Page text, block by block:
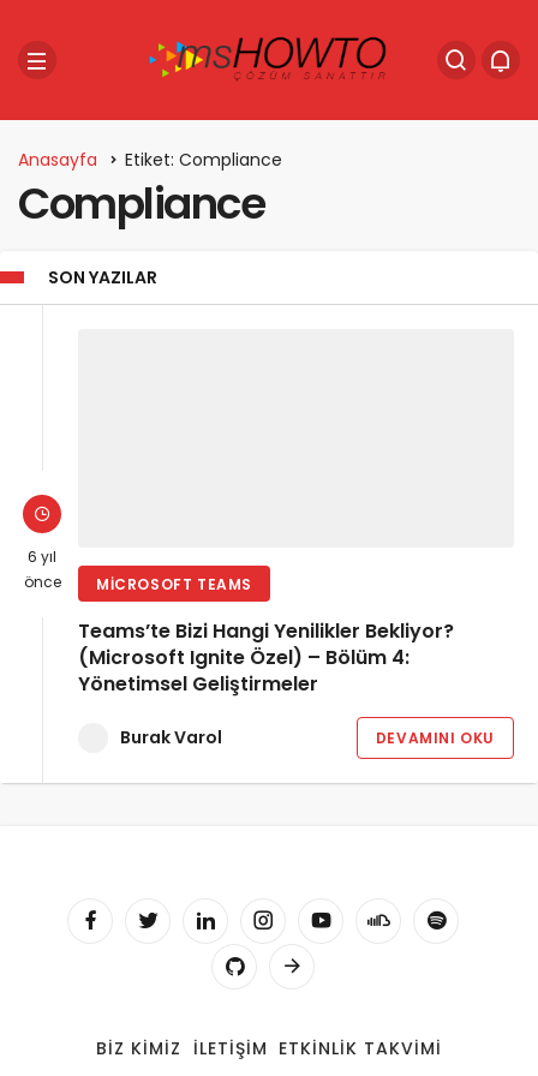
Anasayfa Etiket: Compliance
Compliance
SON YAZILAR
6 yıl
önce
MICROSOFT TEAMS
Teams’te Bizi Hangi Yenilikler Bekliyor?
(Microsoft Ignite Özel) – Bölüm 4:
Yönetimsel Geliştirmeler
Burak Varol DEVAMINI OKU
BIZ KIMIZ İLETIŞIM ETKINLIK TAKVIMI